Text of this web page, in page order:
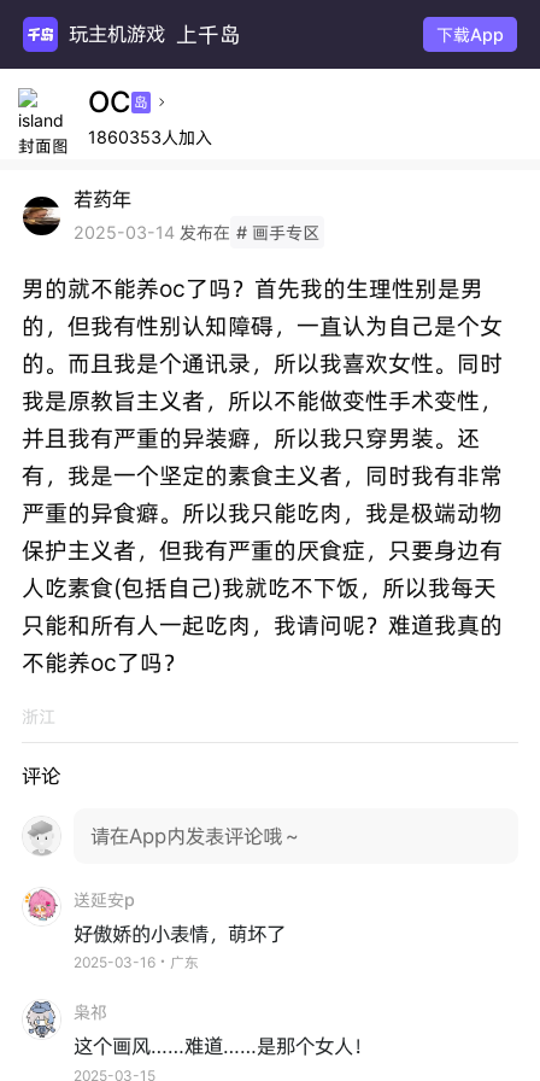
玩主机游戏 上千岛 下载App
OC 岛 
1860353人加入
若药年
2025-03-14 发布在 # 画手专区
男的就不能养oc了吗？首先我的生理性别是男
的，但我有性别认知障碍，一直认为自己是个女
的。而且我是个通讯录，所以我喜欢女性。同时
我是原教旨主义者，所以不能做变性手术变性，
并且我有严重的异装癖，所以我只穿男装。还
有，我是一个坚定的素食主义者，同时我有非常
严重的异食癖。所以我只能吃肉，我是极端动物
保护主义者，但我有严重的厌食症，只要身边有
人吃素食(包括自己)我就吃不下饭，所以我每天
只能和所有人一起吃肉，我请问呢？难道我真的
不能养oc了吗？
浙江
评论
请在App内发表评论哦～
送延安p
好傲娇的小表情，萌坏了
2025-03-16・广东
枭祁
这个画风……难道……是那个女人！
2025-03-15